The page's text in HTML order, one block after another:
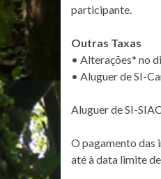
participante.
Outras Taxas
• Alterações* no
• Aluguer de SI-
Aluguer de SI-
O pagamento das
até à data limite